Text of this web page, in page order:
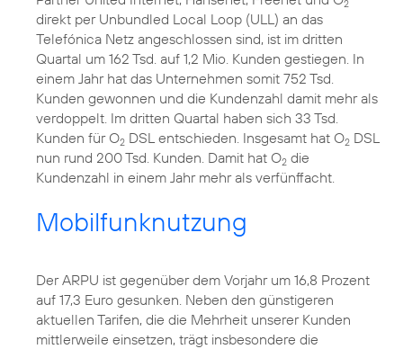
2
direkt per Unbundled Local Loop (ULL) an das
Telefónica Netz angeschlossen sind, ist im dritten
Quartal um 162 Tsd. auf 1,2 Mio. Kunden gestiegen. In
einem Jahr hat das Unternehmen somit 752 Tsd.
Kunden gewonnen und die Kundenzahl damit mehr als
verdoppelt. Im dritten Quartal haben sich 33 Tsd.
Kunden für O2 DSL entschieden. Insgesamt hat O2 DSL
nun rund 200 Tsd. Kunden. Damit hat O2 die
Kundenzahl in einem Jahr mehr als verfünffacht.
Mobilfunknutzung
Der ARPU ist gegenüber dem Vorjahr um 16,8 Prozent
auf 17,3 Euro gesunken. Neben den günstigeren
aktuellen Tarifen, die die Mehrheit unserer Kunden
mittlerweile einsetzen, trägt insbesondere die